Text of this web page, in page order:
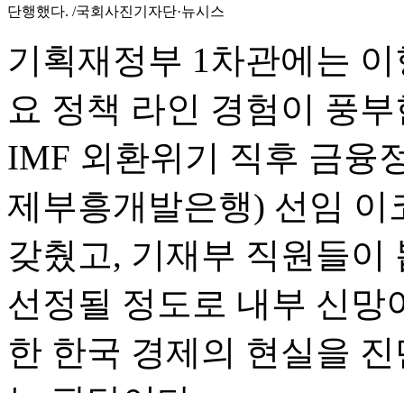
단행했다. /국회사진기자단·뉴시스
기획재정부 1차관에는
요 정책 라인 경험이 풍
IMF 외환위기 직후 금융
제부흥개발은행) 선임
갖췄고, 기재부 직원들이
선정될 정도로 내부 신망
한 한국 경제의 현실을